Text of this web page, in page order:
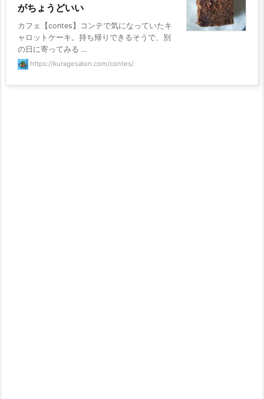
がちょうどいい
カフェ【contes】コンテで気になっていたキ
ャロットケーキ。持ち帰りできるそうで、別
の日に寄ってみる ...
https://kuragesalon.com/contes/